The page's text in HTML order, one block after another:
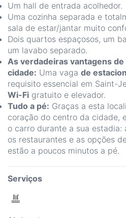
Um hall de entrada acolhedor.
Uma cozinha separada e
sala de estar/jantar muito
Dois quartos espaçosos, um
um lavabo separado.
As verdadeiras vantagens
cidade: Uma vaga de
requisito essencial em Saint-
Wi-Fi gratuito e elevador.
Tudo a pé: Graças a esta
coração do centro da cidade,
o carro durante a sua estadia:
os restaurantes e as opções
estão a poucos minutos a pé.
Serviços